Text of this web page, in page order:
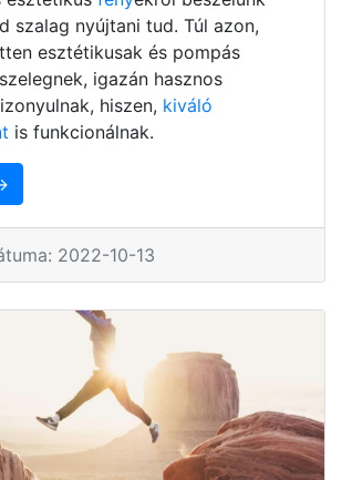
szalag nyújtani tud. Túl azon,
esztétikusak és pompás
igazán hasznos
hiszen, kiváló
is funkcionálnak.
2022-10-13